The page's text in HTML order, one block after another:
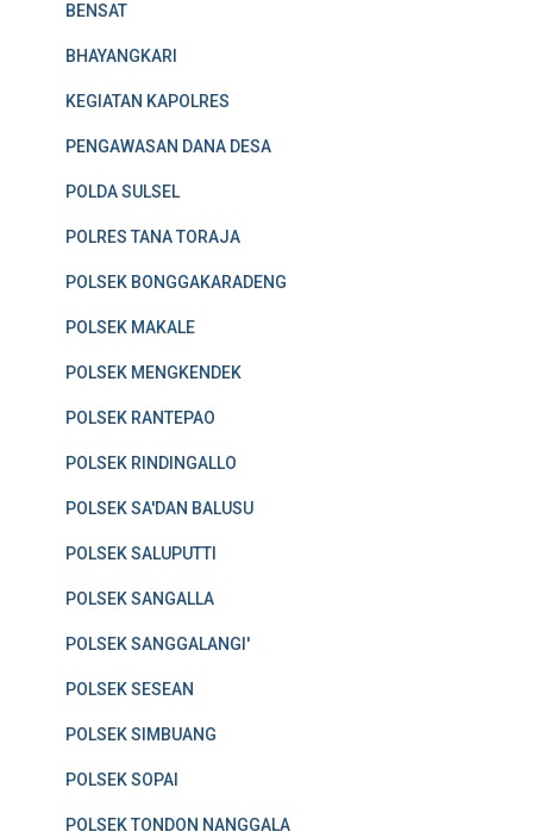
BENSAT
BHAYANGKARI
KEGIATAN KAPOLRES
PENGAWASAN DANA DESA
POLDA SULSEL
POLRES TANA TORAJA
POLSEK BONGGAKARADENG
POLSEK MAKALE
POLSEK MENGKENDEK
POLSEK RANTEPAO
POLSEK RINDINGALLO
POLSEK SA'DAN BALUSU
POLSEK SALUPUTTI
POLSEK SANGALLA
POLSEK SANGGALANGI'
POLSEK SESEAN
POLSEK SIMBUANG
POLSEK SOPAI
POLSEK TONDON NANGGALA